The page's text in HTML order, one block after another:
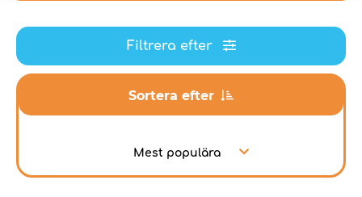
Filtrera efter
Sortera efter
Mest populära